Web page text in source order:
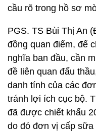
cầu rõ trong hồ sơ
PGS. TS Bùi Thị An
đồng quan điểm, để
nghĩa ban đầu, cần
đề liên quan đấu
danh tính của các
tránh lợi ích cục bộ.
đã được chiết khấu
do đó đơn vị cấp